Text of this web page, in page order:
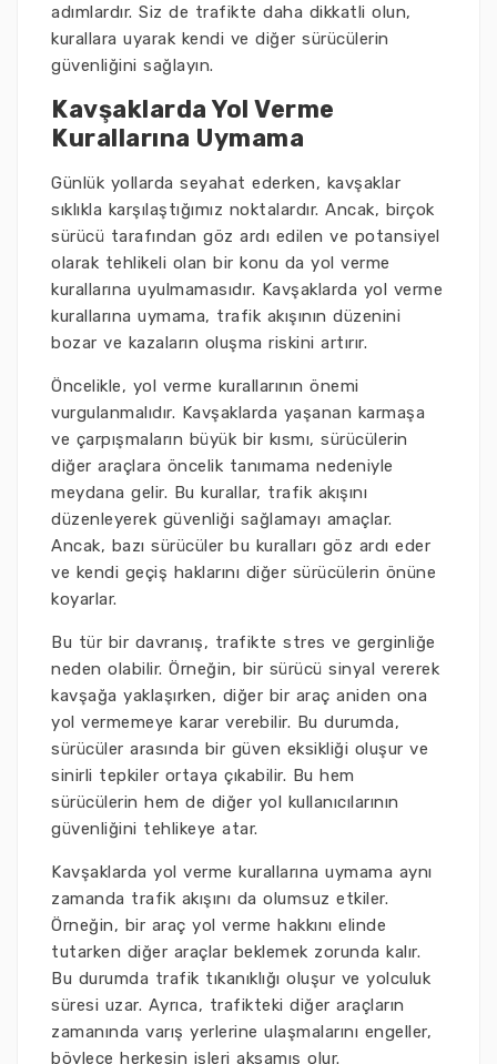
adımlardır. Siz de trafikte daha dikkatli olun,
kurallara uyarak kendi ve diğer sürücülerin
güvenliğini sağlayın.
Kavşaklarda Yol Verme
Kurallarına Uymama
Günlük yollarda seyahat ederken, kavşaklar
sıklıkla karşılaştığımız noktalardır. Ancak, birçok
sürücü tarafından göz ardı edilen ve potansiyel
olarak tehlikeli olan bir konu da yol verme
kurallarına uyulmamasıdır. Kavşaklarda yol verme
kurallarına uymama, trafik akışının düzenini
bozar ve kazaların oluşma riskini artırır.
Öncelikle, yol verme kurallarının önemi
vurgulanmalıdır. Kavşaklarda yaşanan karmaşa
ve çarpışmaların büyük bir kısmı, sürücülerin
diğer araçlara öncelik tanımama nedeniyle
meydana gelir. Bu kurallar, trafik akışını
düzenleyerek güvenliği sağlamayı amaçlar.
Ancak, bazı sürücüler bu kuralları göz ardı eder
ve kendi geçiş haklarını diğer sürücülerin önüne
koyarlar.
Bu tür bir davranış, trafikte stres ve gerginliğe
neden olabilir. Örneğin, bir sürücü sinyal vererek
kavşağa yaklaşırken, diğer bir araç aniden ona
yol vermemeye karar verebilir. Bu durumda,
sürücüler arasında bir güven eksikliği oluşur ve
sinirli tepkiler ortaya çıkabilir. Bu hem
sürücülerin hem de diğer yol kullanıcılarının
güvenliğini tehlikeye atar.
Kavşaklarda yol verme kurallarına uymama aynı
zamanda trafik akışını da olumsuz etkiler.
Örneğin, bir araç yol verme hakkını elinde
tutarken diğer araçlar beklemek zorunda kalır.
Bu durumda trafik tıkanıklığı oluşur ve yolculuk
süresi uzar. Ayrıca, trafikteki diğer araçların
zamanında varış yerlerine ulaşmalarını engeller,
böylece herkesin işleri aksamış olur.